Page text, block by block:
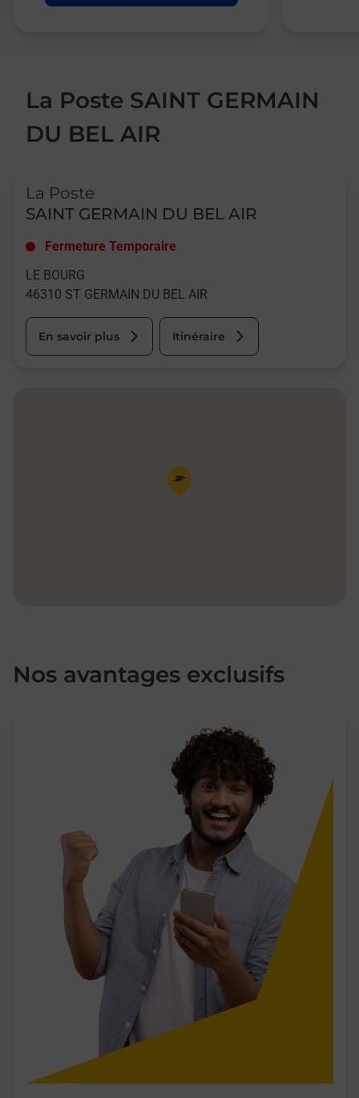
La Poste SAINT GERMAIN
DU BEL AIR
La Poste
SAINT GERMAIN DU BEL AIR
Fermeture Temporaire
LE BOURG
46310 ST GERMAIN DU BEL AIR
En savoir plus Itinéraire
Pin de la carte
Nos avantages exclusifs